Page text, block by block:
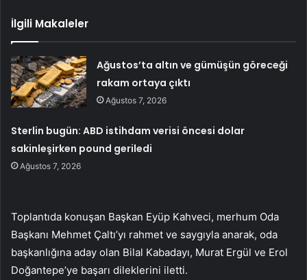
İlgili Makaleler
Ağustos’ta altın ve gümüşün göreceği
rakam ortaya çıktı
Ağustos 7, 2026
Sterlin bugün: ABD istihdam verisi öncesi dolar
sakinleşirken pound geriledi
Ağustos 7, 2026
Toplantıda konuşan Başkan Eyüp Kahveci, merhum Oda
Başkanı Mehmet Çaltı’yı rahmet ve saygıyla anarak, oda
başkanlığına aday olan Bilal Kabadayı, Murat Ergül ve Erol
Doğantepe’ye başarı dileklerini iletti.